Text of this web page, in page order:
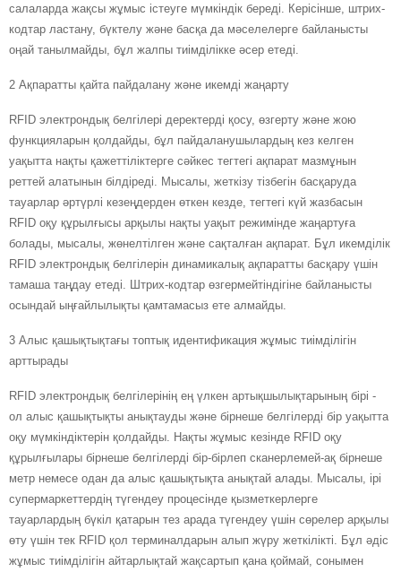
салаларда жақсы жұмыс істеуге мүмкіндік береді. Керісінше, штрих-
кодтар ластану, бүктелу және басқа да мәселелерге байланысты
оңай танылмайды, бұл жалпы тиімділікке әсер етеді.
2 Ақпаратты қайта пайдалану және икемді жаңарту
RFID электрондық белгілері деректерді қосу, өзгерту және жою
функцияларын қолдайды, бұл пайдаланушылардың кез келген
уақытта нақты қажеттіліктерге сәйкес тегтегі ақпарат мазмұнын
реттей алатынын білдіреді. Мысалы, жеткізу тізбегін басқаруда
тауарлар әртүрлі кезеңдерден өткен кезде, тегтегі күй жазбасын
RFID оқу құрылғысы арқылы нақты уақыт режимінде жаңартуға
болады, мысалы, жөнелтілген және сақталған ақпарат. Бұл икемділік
RFID электрондық белгілерін динамикалық ақпаратты басқару үшін
тамаша таңдау етеді. Штрих-кодтар өзгермейтіндігіне байланысты
осындай ыңғайлылықты қамтамасыз ете алмайды.
3 Алыс қашықтықтағы топтық идентификация жұмыс тиімділігін
арттырады
RFID электрондық белгілерінің ең үлкен артықшылықтарының бірі -
ол алыс қашықтықты анықтауды және бірнеше белгілерді бір уақытта
оқу мүмкіндіктерін қолдайды. Нақты жұмыс кезінде RFID оқу
құрылғылары бірнеше белгілерді бір-бірлеп сканерлемей-ақ бірнеше
метр немесе одан да алыс қашықтықта анықтай алады. Мысалы, ірі
супермаркеттердің түгендеу процесінде қызметкерлерге
тауарлардың бүкіл қатарын тез арада түгендеу үшін сөрелер арқылы
өту үшін тек RFID қол терминалдарын алып жүру жеткілікті. Бұл әдіс
жұмыс тиімділігін айтарлықтай жақсартып қана қоймай, сонымен